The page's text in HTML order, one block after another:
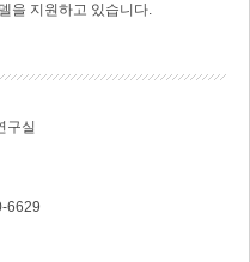
을 지원하고 있습니다.
구실
6629